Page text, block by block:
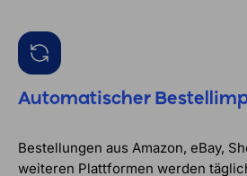
Automatischer
Bestellungen aus Amazon, eBay,
weiteren Plattformen werden